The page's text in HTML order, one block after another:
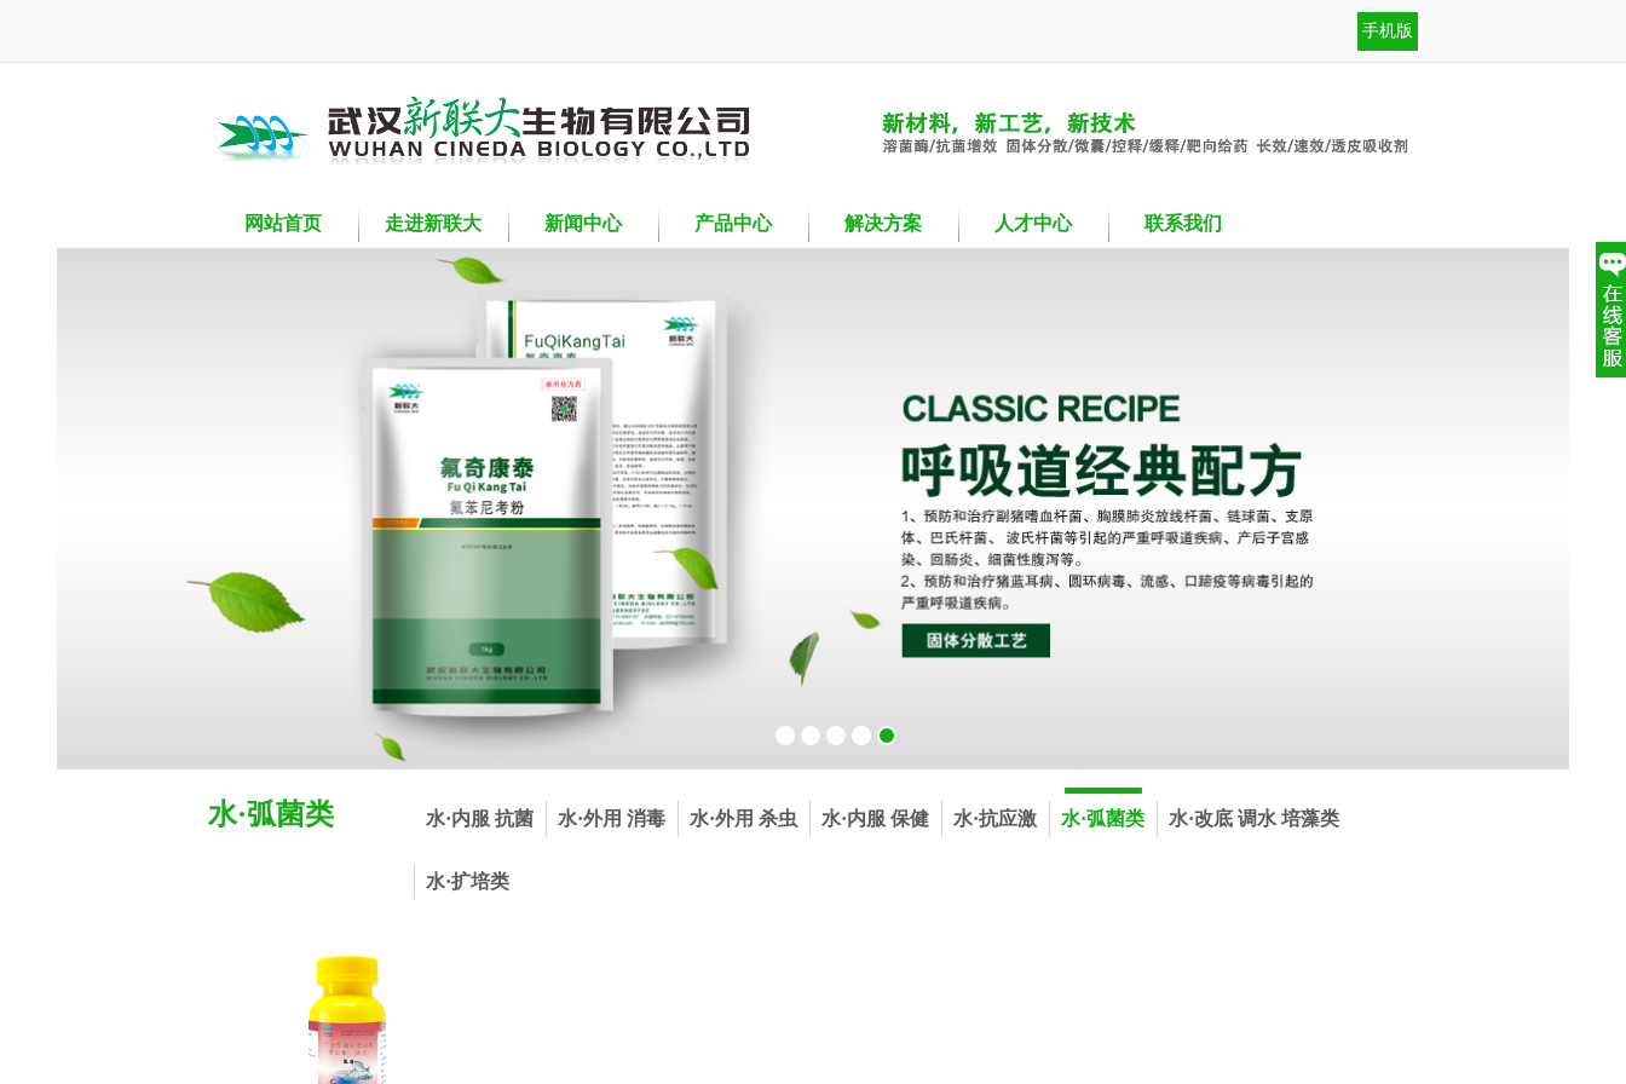
手机版
网站首页 走进新联大 新闻中心 产品中心 解决方案 人才中心 联系我们
水·弧菌类 水·内服 抗菌 水·外用 消毒 水·外用 杀虫 水·内服 保健 水·抗应激 水·弧菌类 水·改底 调水 培藻类
水·扩培类